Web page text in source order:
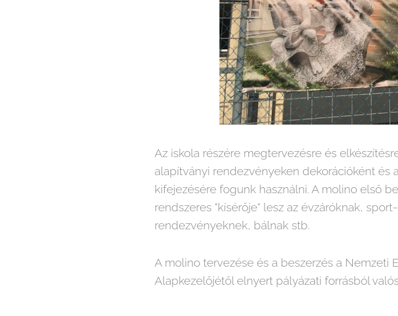
Az iskola részére megtervezésre és
alapítványi rendezvényeken dekorációként és
kifejezésére fogunk használni. A molino első
rendszeres "kísérője" lesz az évzáróknak,
rendezvényeknek, bálnak stb.
A molino tervezése és a beszerzés a Nemzeti
Alapkezelőjétől elnyert pályázati forrásból